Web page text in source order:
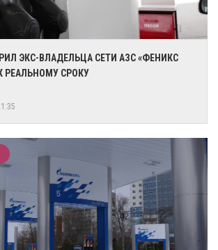
ЭКС-ВЛАДЕЛЬЦА СЕТИ АЗС «ФЕНИКС
РЕАЛЬНОМУ СРОКУ